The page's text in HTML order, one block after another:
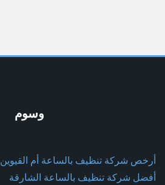
وسوم
أرخص شركة تنظيف بالساعة أم القيوين
أفضل شركة تنظيف بالساعة الشارقة